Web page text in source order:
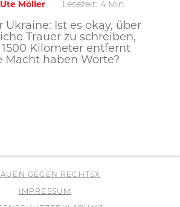
Ute Möller Lesezeit: 4 Min.
Ukraine: Ist es okay, über
Trauer zu schreiben,
Kilometer entfernt
Macht haben Worte?
GEGEN RECHTSX
IMPRESSUM